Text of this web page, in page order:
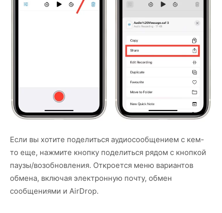
Если вы хотите поделиться аудиосообщением с кем-
то еще, нажмите кнопку поделиться рядом с кнопкой
паузы/возобновления. Откроется меню вариантов
обмена, включая электронную почту, обмен
сообщениями и AirDrop.